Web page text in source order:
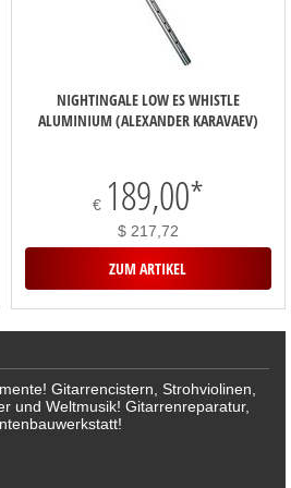
NIGHTINGALE LOW ES WHISTLE
ALUMINIUM (ALEXANDER KARAVAEV)
€ 189,00*
$ 217,72
ZUM ARTIKEL
Gitarrencistern, Strohviolinen,
und Weltmusik! Gitarrenreparatur,